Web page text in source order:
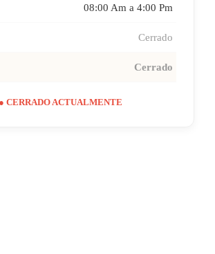
08:00 Am a 4:00 Pm
Cerrado
Cerrado
● CERRADO ACTUALMENTE